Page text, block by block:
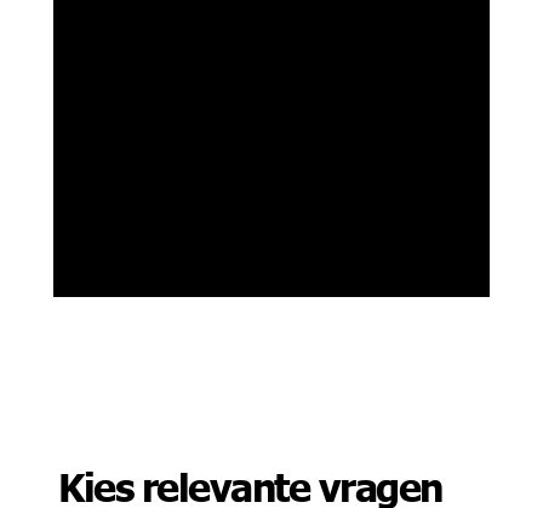
Kies relevante vragen